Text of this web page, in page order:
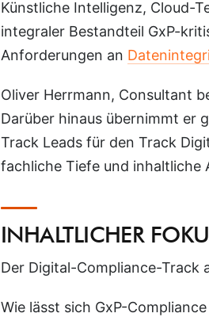
Künstliche Intelligenz, Cloud-
integraler Bestandteil GxP-
Anforderungen an
Oliver Herrmann, Consultant
Darüber hinaus übernimmt er
Track Leads für den Track
fachliche Tiefe und inhaltliche
INHALTLICHER
Der Digital-Compliance-Track
Wie lässt sich GxP-